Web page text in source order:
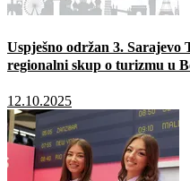
Uspješno održan 3.
regionalni skup o turizmu u
12.10.2025